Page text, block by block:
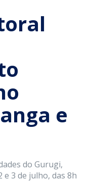
e
do Gurugi,
e 3 de julho, das 8h